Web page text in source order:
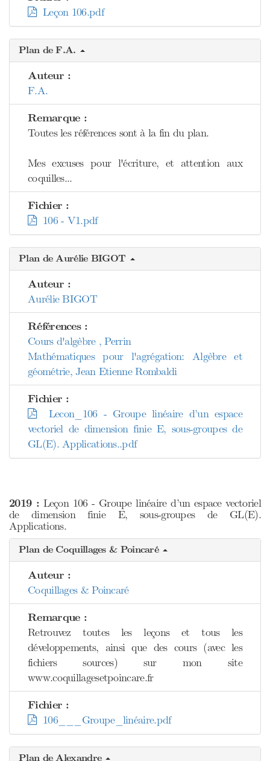
Leçon 106.pdf
Plan de F.A.
Auteur :
F.A.
Remarque :
Toutes les références sont à la fin du plan.
Mes excuses pour l'écriture, et attention aux
coquilles...
Fichier :
106 - V1.pdf
Plan de Aurélie BIGOT
Auteur :
Aurélie BIGOT
Références :
Cours d'algèbre , Perrin
Mathématiques pour l'agrégation: Algèbre et
géométrie, Jean Etienne Rombaldi
Fichier :
Lecon_106 - Groupe linéaire d’un espace
vectoriel de dimension finie E, sous-groupes de
GL(E). Applications..pdf
2019 : Leçon 106 - Groupe linéaire d’un espace vectoriel
de dimension finie E, sous-groupes de GL(E).
Applications.
Plan de Coquillages & Poincaré
Auteur :
Coquillages & Poincaré
Remarque :
Retrouvez toutes les leçons et tous les
développements, ainsi que des cours (avec les
fichiers sources) sur mon site
www.coquillagesetpoincare.fr
Fichier :
106___Groupe_linéaire.pdf
Plan de Alexandre